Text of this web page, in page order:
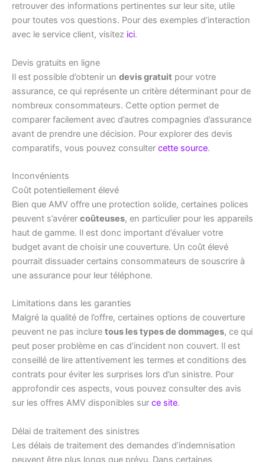
retrouver des informations pertinentes sur leur site, utile
pour toutes vos questions. Pour des exemples d’interaction
avec le service client, visitez ici.
Devis gratuits en ligne
Il est possible d’obtenir un devis gratuit pour votre
assurance, ce qui représente un critère déterminant pour de
nombreux consommateurs. Cette option permet de
comparer facilement avec d’autres compagnies d’assurance
avant de prendre une décision. Pour explorer des devis
comparatifs, vous pouvez consulter cette source.
Inconvénients
Coût potentiellement élevé
Bien que AMV offre une protection solide, certaines polices
peuvent s’avérer coûteuses, en particulier pour les appareils
haut de gamme. Il est donc important d’évaluer votre
budget avant de choisir une couverture. Un coût élevé
pourrait dissuader certains consommateurs de souscrire à
une assurance pour leur téléphone.
Limitations dans les garanties
Malgré la qualité de l’offre, certaines options de couverture
peuvent ne pas inclure tous les types de dommages, ce qui
peut poser problème en cas d’incident non couvert. Il est
conseillé de lire attentivement les termes et conditions des
contrats pour éviter les surprises lors d’un sinistre. Pour
approfondir ces aspects, vous pouvez consulter des avis
sur les offres AMV disponibles sur ce site.
Délai de traitement des sinistres
Les délais de traitement des demandes d’indemnisation
peuvent être plus longs que prévu. Dans certaines